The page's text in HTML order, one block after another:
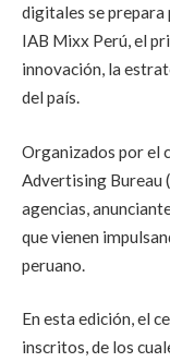
digitales se prepara
IAB Mixx Perú, el
innovación, la
del país.
Organizados por el
Advertising Bureau
agencias,
que vienen
peruano.
En esta edición, el
inscritos, de los